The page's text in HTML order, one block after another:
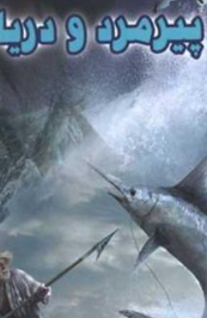
ادبیات ایتالیا
ادبیات روسیه
ادبیات آمریکای لاتین
ادبیات آلمان
ادبیات ترکیه
ادبیات آسیا
سایر کشورهای اروپا